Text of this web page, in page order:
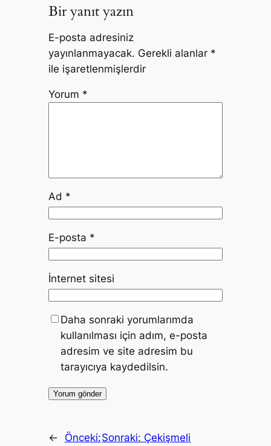
Bir yanıt yazın
E-posta adresiniz
yayınlanmayacak. Gerekli alanlar *
ile işaretlenmişlerdir
Yorum *
Ad *
E-posta *
İnternet sitesi
Daha sonraki yorumlarımda
kullanılması için adım, e-posta
adresim ve site adresim bu
tarayıcıya kaydedilsin.
← Önceki:Sonraki: Çekişmeli